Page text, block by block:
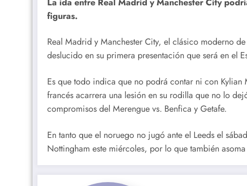
figuras.
Real Madrid y Manchester City, el clásico moderno
deslucido en su primera presentación que será en el
Es que todo indica que no podrá contar ni con
francés acarrera una lesión en su rodilla que no lo
compromisos del Merengue vs. Benfica y Getafe.
En tanto que el noruego no jugó ante el Leeds el
Nottingham este miércoles, por lo que también